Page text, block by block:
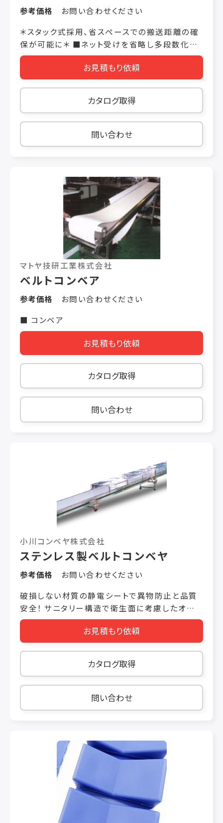
参考価格
お問い合わせください
＊スタック式採用、省スペースでの搬送距離の確
保が可能に＊ ■ネット受けを省略し多段数化を
実現 SPCαと同様にオーバードライブ設定や、荷
重・食材による摩擦係数の変化による ノッキング
を防止するダイレクトドライブ式。ネットに上段ネ
ットとのかみ合いを設けネット受けのスペースも
トを受けるスタック構造 ネットがネットを運ぶス
タック構造により垂直方向のスペースを有効活用
することができ、限られたスペースに設置するこ
トドライブに加えスタック構造のベルトのためノッ
キングは発生せず、搬送中の偏りや角度の乱れな
どがほとんど発生しません。 ◯金属ベルトと比べ
とても簡単 樹脂ベルトはピン1本で連結ロックさ
れているのでプライヤー1本で取り外しが可能で
す。ベルトの長さ調整や万が一のベルト面の損傷
など、従来のようなTIG溶接などの技術は不要で
す。 ◯熱源から配管施工まで一貫施工が可能 多
くの場合、冷凍機や蒸気などの熱源と併用される
事が多くあります。弊社では各熱源の調達から設
置、配管の施工、メンテナンスなどを一貫して実
施するワンストップが可能です。 ■主な用途 ［加
工食品］［食肉・水産］［パン・製菓］［その他］ スパ
イラルコンベヤは、自動化された製造プロセスで
非常に役立ち、ばらばらの材料や製造されたアイ
テムから完成したパッケージ製品まで、さまざま
な固体アイテムまたは固液混合物を運ぶために
界には、上のものが含まれますが、これらに限定
されません。 ■対応食品一例 ・パウチ入り液体調
お見積もり依頼
カタログ取得
問い合わせ
マトヤ技研工業株式会社
ベルトコンベア
参考価格
お問い合わせください
■ コンベア
お見積もり依頼
カタログ取得
問い合わせ
小川コンベヤ株式会社
ステンレス製ベルトコンベヤ
参考価格
お問い合わせください
破損しない材質の静電シートで異物防止と品質
安全！ サニタリー構造で衛生面に考慮したオー
ルステンレス製のベルトコンベヤです。 フレーム
を角のない斜め構造とし、ゴミ・雑菌を溜まりにく
い形状で毎日の清掃がしやすい設計です。（余分
な角・穴・ミゾを排除したシンプルな構造） 搬送
物仕様・能力 搬送物 搬送物サイズ 搬送能力 シ
ート状の固形物 幅 370mm 高さ 10mm
お見積もり依頼
カタログ取得
問い合わせ